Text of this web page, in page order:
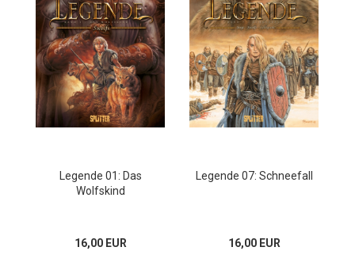
Legende 01: Das
Wolfskind
16,00 EUR
Legende 07: Schneefall
16,00 EUR